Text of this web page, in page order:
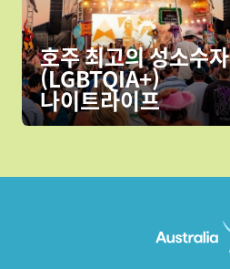
호주 최고의 성소수자
(LGBTQIA+)
나이트라이프